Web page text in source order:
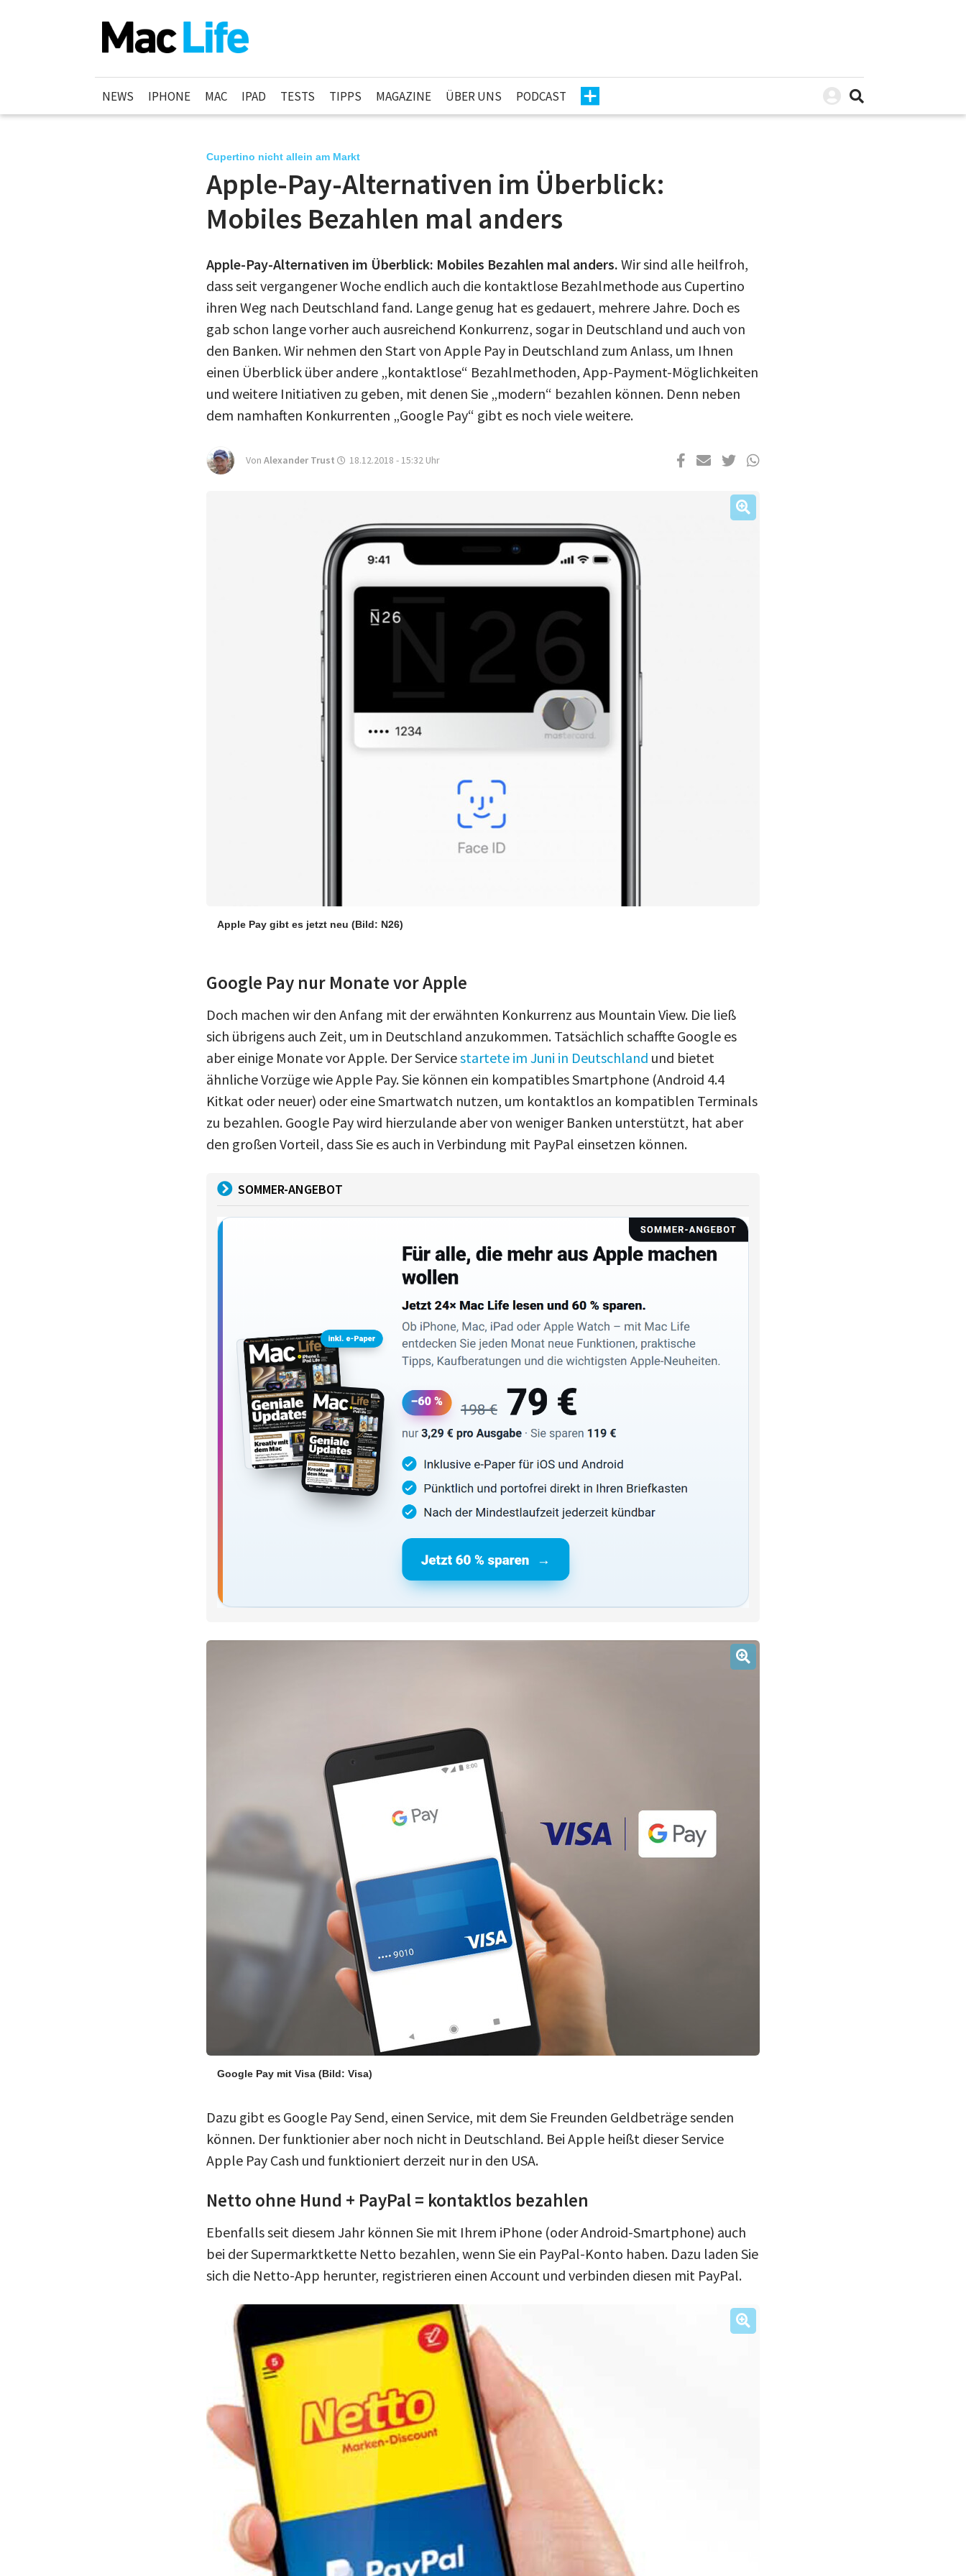
NEWS IPHONE MAC IPAD TESTS TIPPS MAGAZINE ÜBER UNS PODCAST
Cupertino nicht allein am Markt
Apple-Pay-Alternativen im Überblick:
Mobiles Bezahlen mal anders
Apple-Pay-Alternativen im Überblick: Mobiles Bezahlen mal anders. Wir sind alle heilfroh,
dass seit vergangener Woche endlich auch die kontaktlose Bezahlmethode aus Cupertino
ihren Weg nach Deutschland fand. Lange genug hat es gedauert, mehrere Jahre. Doch es
gab schon lange vorher auch ausreichend Konkurrenz, sogar in Deutschland und auch von
den Banken. Wir nehmen den Start von Apple Pay in Deutschland zum Anlass, um Ihnen
einen Überblick über andere „kontaktlose“ Bezahlmethoden, App-Payment-Möglichkeiten
und weitere Initiativen zu geben, mit denen Sie „modern“ bezahlen können. Denn neben
dem namhaften Konkurrenten „Google Pay“ gibt es noch viele weitere.
Von Alexander Trust 18.12.2018 - 15:32 Uhr
Apple Pay gibt es jetzt neu (Bild: N26)
Google Pay nur Monate vor Apple
Doch machen wir den Anfang mit der erwähnten Konkurrenz aus Mountain View. Die ließ
sich übrigens auch Zeit, um in Deutschland anzukommen. Tatsächlich schaffte Google es
aber einige Monate vor Apple. Der Servicestartete im Juni in Deutschland und bietet
ähnliche Vorzüge wie Apple Pay. Sie können ein kompatibles Smartphone (Android 4.4
Kitkat oder neuer) oder eine Smartwatch nutzen, um kontaktlos an kompatiblen Terminals
zu bezahlen. Google Pay wird hierzulande aber von weniger Banken unterstützt, hat aber
den großen Vorteil, dass Sie es auch in Verbindung mit PayPal einsetzen können.
SOMMER-ANGEBOT
Google Pay mit Visa (Bild: Visa)
Dazu gibt es Google Pay Send, einen Service, mit dem Sie Freunden Geldbeträge senden
können. Der funktionier aber noch nicht in Deutschland. Bei Apple heißt dieser Service
Apple Pay Cash und funktioniert derzeit nur in den USA.
Netto ohne Hund + PayPal = kontaktlos bezahlen
Ebenfalls seit diesem Jahr können Sie mit Ihrem iPhone (oder Android-Smartphone) auch
bei der Supermarktkette Netto bezahlen, wenn Sie ein PayPal-Konto haben. Dazu laden Sie
sich die Netto-App herunter, registrieren einen Account und verbinden diesen mit PayPal.